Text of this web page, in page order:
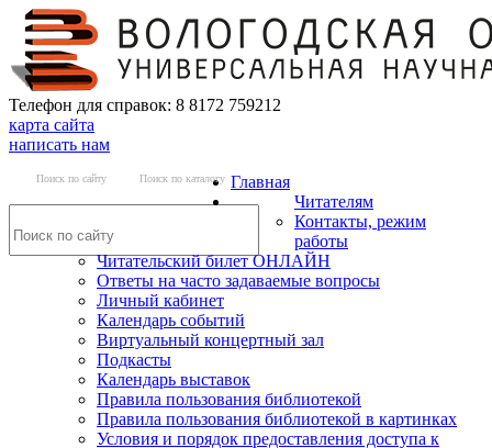
Телефон для справок: 8 8172 759212
карта сайта
написать нам
Поиск по сайту Поиск по каталогу Главная
Читателям
Контакты, режим
работы
Читательский билет ОНЛАЙН
Ответы на часто задаваемые вопросы
Личный кабинет
Календарь событий
Виртуальный концертный зал
Подкасты
Календарь выставок
Правила пользования библиотекой
Правила пользования библиотекой в картинках
Условия и порядок предоставления доступа к